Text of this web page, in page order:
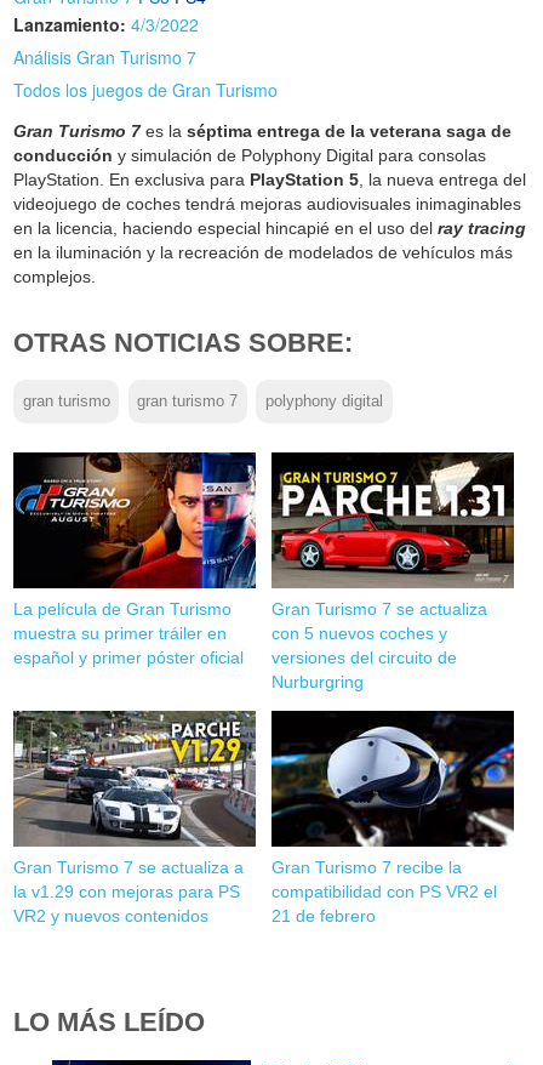
Lanzamiento: 4/3/2022
Análisis Gran Turismo 7
Todos los juegos de Gran Turismo
Gran Turismo 7es laséptima entrega de la veterana saga de
conducción y simulación de Polyphony Digital para consolas
PlayStation. En exclusiva para PlayStation 5 , la nueva entrega del
videojuego de coches tendrá mejoras audiovisuales inimaginables
en la licencia, haciendo especial hincapié en el uso delray tracing
en la iluminación y la recreación de modelados de vehículos más
complejos.
OTRAS NOTICIAS SOBRE:
gran turismo gran turismo 7 polyphony digital
La película de Gran Turismo
muestra su primer tráiler en
español y primer póster oficial
Gran Turismo 7 se actualiza
con 5 nuevos coches y
versiones del circuito de
Nurburgring
Gran Turismo 7 se actualiza a
la v1.29 con mejoras para PS
VR2 y nuevos contenidos
Gran Turismo 7 recibe la
compatibilidad con PS VR2 el
21 de febrero
LO MÁS LEÍDO